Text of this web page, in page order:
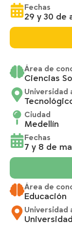
Fechas
29 y 30 de
Área de
Educación
Universidad
Área de
Ciencias
Universidad
Ciudad
Medellín
Fechas
7 y 8 de